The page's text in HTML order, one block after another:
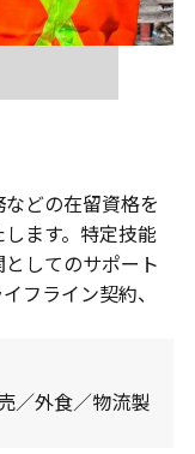
どの在留資格を
ます。特定技能
してのサポート
フライン契約、
／外食／物流製